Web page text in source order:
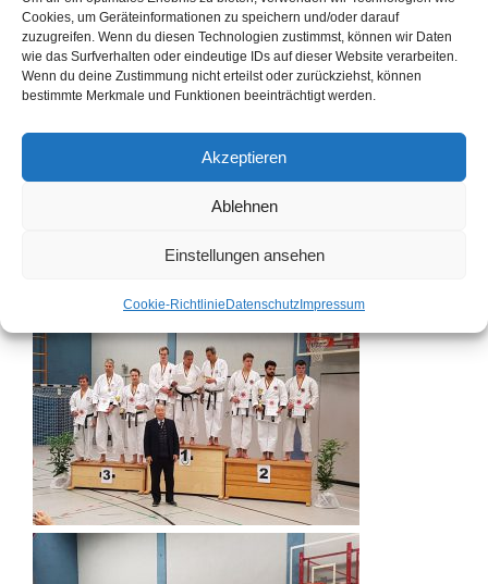
Cookies, um Geräteinformationen zu speichern und/oder darauf
zuzugreifen. Wenn du diesen Technologien zustimmst, können wir Daten
wie das Surfverhalten oder eindeutige IDs auf dieser Website verarbeiten.
Wenn du deine Zustimmung nicht erteilst oder zurückziehst, können
bestimmte Merkmale und Funktionen beeinträchtigt werden.
Akzeptieren
Ablehnen
Einstellungen ansehen
Cookie-Richtlinie Datenschutz Impressum